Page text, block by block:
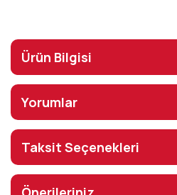
Ürün Bilgisi
Yorumlar
Taksit Seçenekleri